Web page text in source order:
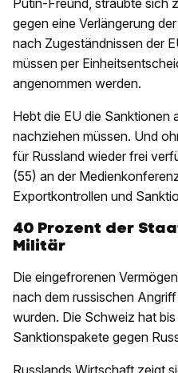
gegen eine Verlängerung
nach Zugeständnissen der
müssen per
angenommen werden.
Hebt die EU die Sanktionen
nachziehen müssen. Und
für Russland wieder frei
(55) an der
Exportkontrollen und
40 Prozent der
Militär
Die eingefrorenen
nach dem russischen
wurden. Die Schweiz hat bis
Sanktionspakete gegen
Russlands Wirtschaft zeigt